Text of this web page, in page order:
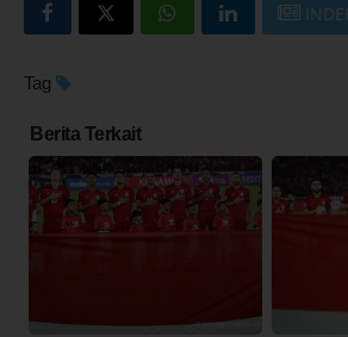
Tag
Berita Terkait